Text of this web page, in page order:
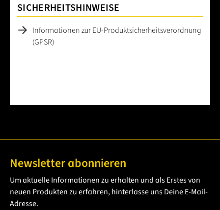
SICHERHEITSHINWEISE
Informationen zur EU-Produktsicherheitsverordnung
(GPSR)
Newsletter abonnieren
Um aktuelle Informationen zu erhalten und als Erstes von
neuen Produkten zu erfahren, hinterlasse uns Deine E-Mail-
Adresse.